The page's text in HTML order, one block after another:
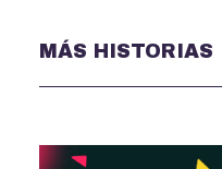
MÁS HISTORIAS